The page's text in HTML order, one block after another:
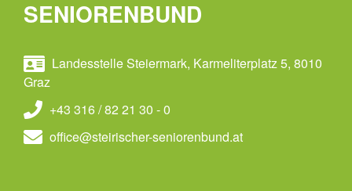
SENIORENBUND
Landesstelle Steiermark, Karmeliterplatz 5, 8010
Graz
+43 316 / 82 21 30 - 0
office@steirischer-seniorenbund.at